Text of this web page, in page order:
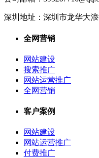
深圳地址： 深圳市龙华大
全网营销
网站建设
搜索推广
网站运营推广
全网营销
客户案例
网站建设
网站运营推广
付费推广